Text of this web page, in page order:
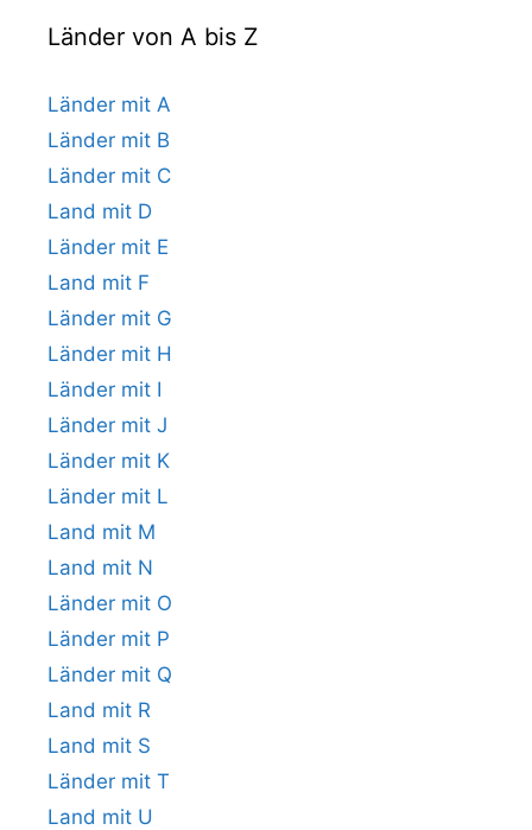
Länder von A bis Z
Länder mit A
Länder mit B
Länder mit C
Land mit D
Länder mit E
Land mit F
Länder mit G
Länder mit H
Länder mit I
Länder mit J
Länder mit K
Länder mit L
Land mit M
Land mit N
Länder mit O
Länder mit P
Länder mit Q
Land mit R
Land mit S
Länder mit T
Land mit U